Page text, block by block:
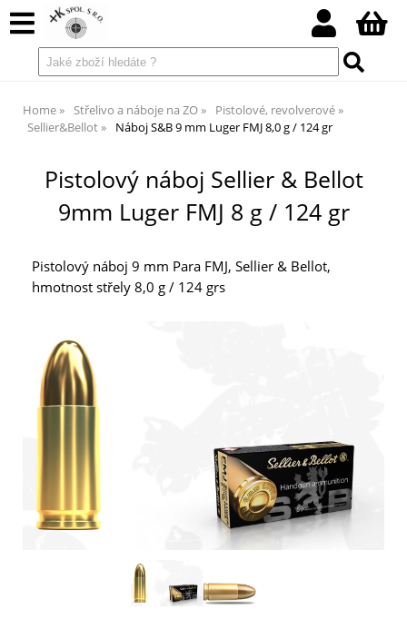
Home Střelivo a náboje na ZO
Pistolové, revolverové
Sellier&Bellot
Náboj S&B 9 mm Luger FMJ 8,0 g / 124 gr
Pistolový náboj Sellier & Bellot
9mm Luger FMJ 8 g / 124 gr
Pistolový náboj 9 mm Para FMJ, Sellier & Bellot,
hmotnost střely 8,0 g / 124 grs